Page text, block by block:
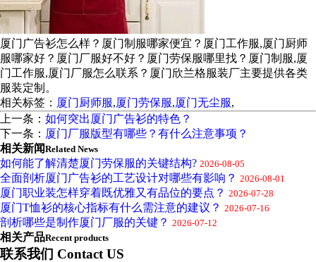
厦门广告衫怎么样？厦门制服哪家便宜？厦门工作服,厦门厨师
服哪家好？厦门厂服好不好？厦门劳保服哪里找？厦门制服,厦
门工作服,厦门厂服怎么联系？厦门欣兰格服装厂主要提供各类
服装定制。
相关标签： 厦门厨师服,厦门劳保服,厦门无尘服,
上一条： 如何突出厦门广告衫的特色？
下一条： 厦门厂服版型有哪些？有什么注意事项？
相关新闻Related News
如何能了解清楚厦门劳保服的关键结构? 2026-08-05
全面剖析厦门广告衫的工艺设计对哪些有影响？ 2026-08-01
厦门职业装怎样穿着既优雅又有品位的要点？ 2026-07-28
厦门T恤衫的核心指标有什么需注意的建议？ 2026-07-16
剖析哪些是制作厦门厂服的关键？ 2026-07-12
相关产品Recent products
联系我们 Contact US